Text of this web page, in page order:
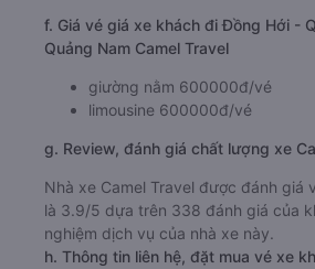
f. Giá vé giá xe khách đi Đồng Hới -
Quảng Nam Camel Travel
giường nằm 600000đ/vé
limousine 600000đ/vé
g. Review, đánh giá chất lượng xe
Nhà xe Camel Travel được đánh giá
là 3.9/5 dựa trên 338 đánh giá của
nghiệm dịch vụ của nhà xe này.
h. Thông tin liên hệ, đặt mua vé xe